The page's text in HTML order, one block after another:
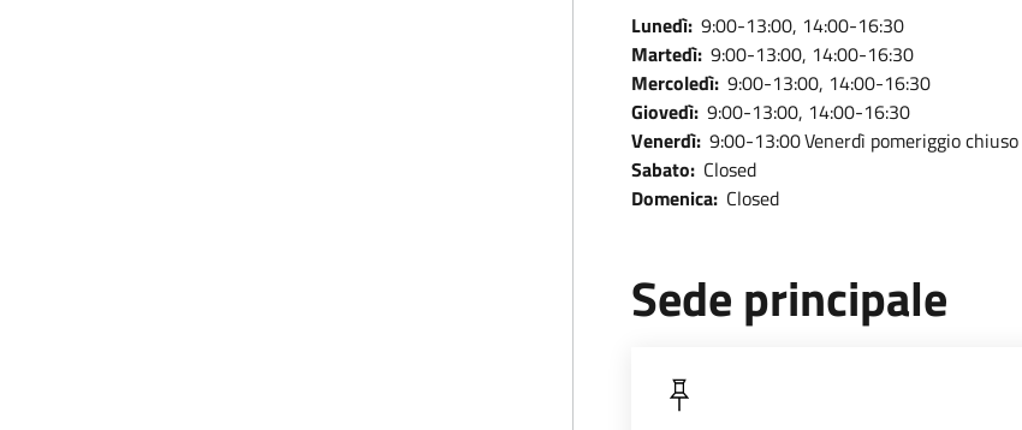
Lunedì: 9:00-13:00, 14:00-16:30
Martedì: 9:00-13:00, 14:00-16:30
Mercoledì: 9:00-13:00, 14:00-16:30
Giovedì: 9:00-13:00, 14:00-16:30
Venerdì: 9:00-13:00Venerdì pomeriggio chiuso
Sabato: Closed
Domenica: Closed
Sede principale